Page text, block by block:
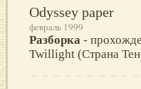
Odyssey paper
февраль 1999
Разборка -
Twillight (Страна